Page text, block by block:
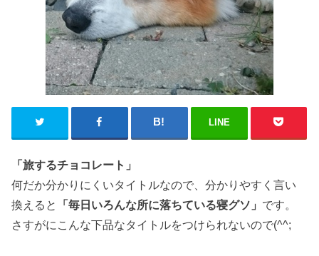
LINE
「旅するチョコレート」
何だか分かりにくいタイトルなので、分かりやすく言い
換えると
「毎日いろんな所に落ちている寝グソ」 です。
さすがにこんな下品なタイトルをつけられないので(^^;